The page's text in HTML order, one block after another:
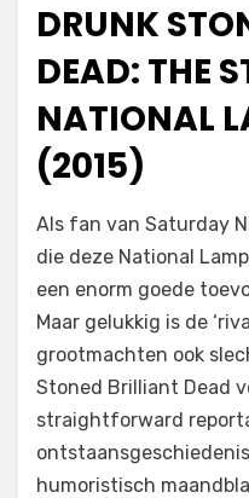
DRUNK
DEAD: THE
NATIONAL
(2015)
door Filmofiel.nl
Als fan van Saturday
die deze National
een enorm goede
Maar gelukkig is de
grootmachten ook
Stoned Brilliant Dead
straightforward
humoristisch